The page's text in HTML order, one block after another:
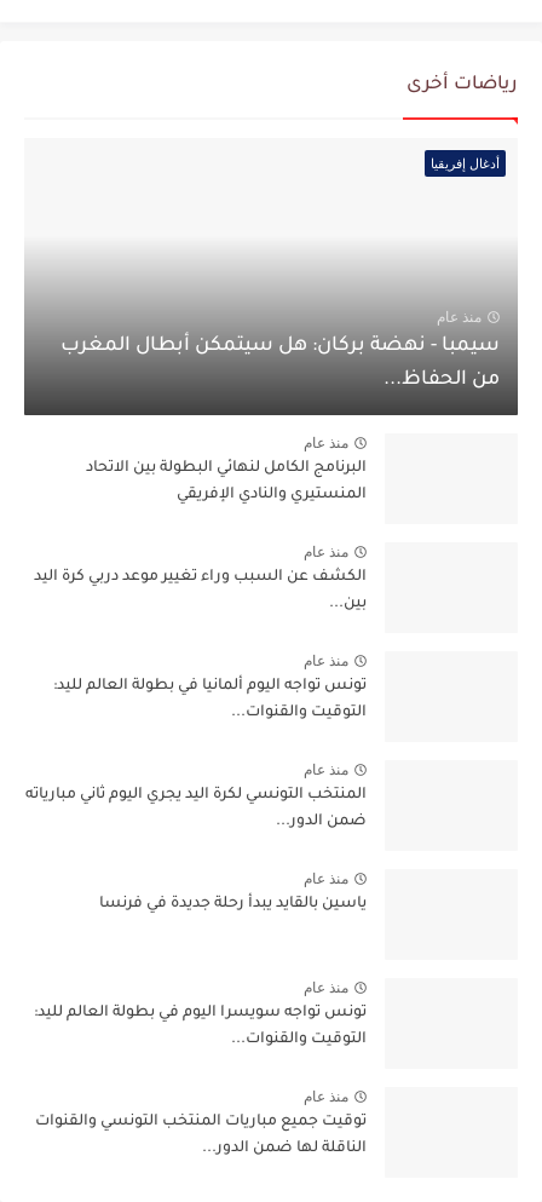
رياضات أخرى
أدغال إفريقيا
منذ عام
سيمبا - نهضة بركان: هل سيتمكن أبطال المغرب
من الحفاظ...
منذ عام
البرنامج الكامل لنهائي البطولة بين الاتحاد
المنستيري والنادي الإفريقي
منذ عام
الكشف عن السبب وراء تغيير موعد دربي كرة اليد
بين...
منذ عام
تونس تواجه اليوم ألمانيا في بطولة العالم لليد:
التوقيت والقنوات...
منذ عام
المنتخب التونسي لكرة اليد يجري اليوم ثاني مبارياته
ضمن الدور...
منذ عام
ياسين بالقايد يبدأ رحلة جديدة في فرنسا
منذ عام
تونس تواجه سويسرا اليوم في بطولة العالم لليد:
التوقيت والقنوات...
منذ عام
توقيت جميع مباريات المنتخب التونسي والقنوات
الناقلة لها ضمن الدور...